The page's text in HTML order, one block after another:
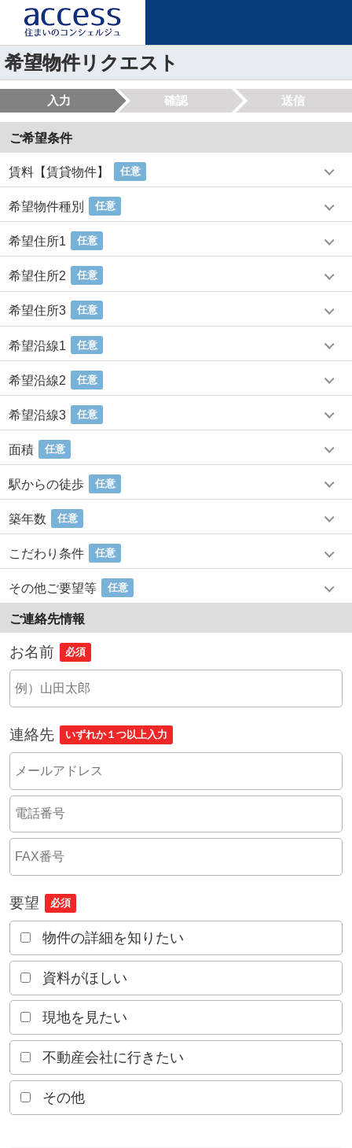
希望物件リクエスト
入力 確認 送信
ご希望条件
賃料【賃貸物件】 任意
希望物件種別 任意
希望住所1 任意
希望住所2 任意
希望住所3 任意
希望沿線1 任意
希望沿線2 任意
希望沿線3 任意
面積 任意
駅からの徒歩 任意
築年数 任意
こだわり条件 任意
その他ご要望等 任意
ご連絡先情報
お名前 必須
連絡先 いずれか１つ以上入力
要望 必須
物件の詳細を知りたい
資料がほしい
現地を見たい
不動産会社に行きたい
その他